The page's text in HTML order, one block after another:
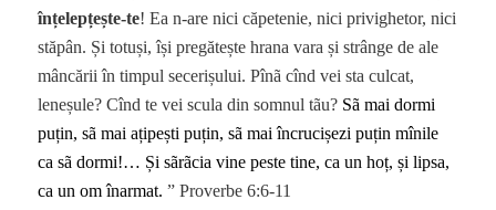
înțelepțește-te! Ea n-are nici căpetenie, nici privighetor, nici
stăpân. Și totuși, își pregătește hrana vara și strânge de ale
mâncării în timpul secerișului. Pînã cînd vei sta culcat,
leneșule? Cînd te vei scula din somnul tãu? Sã mai dormi
puțin, sã mai ațipești puțin, sã mai încrucișezi puțin mînile
ca sã dormi!… Și sãrãcia vine peste tine, ca un hoț, și lipsa,
ca un om înarmat.” Proverbe 6:6-11